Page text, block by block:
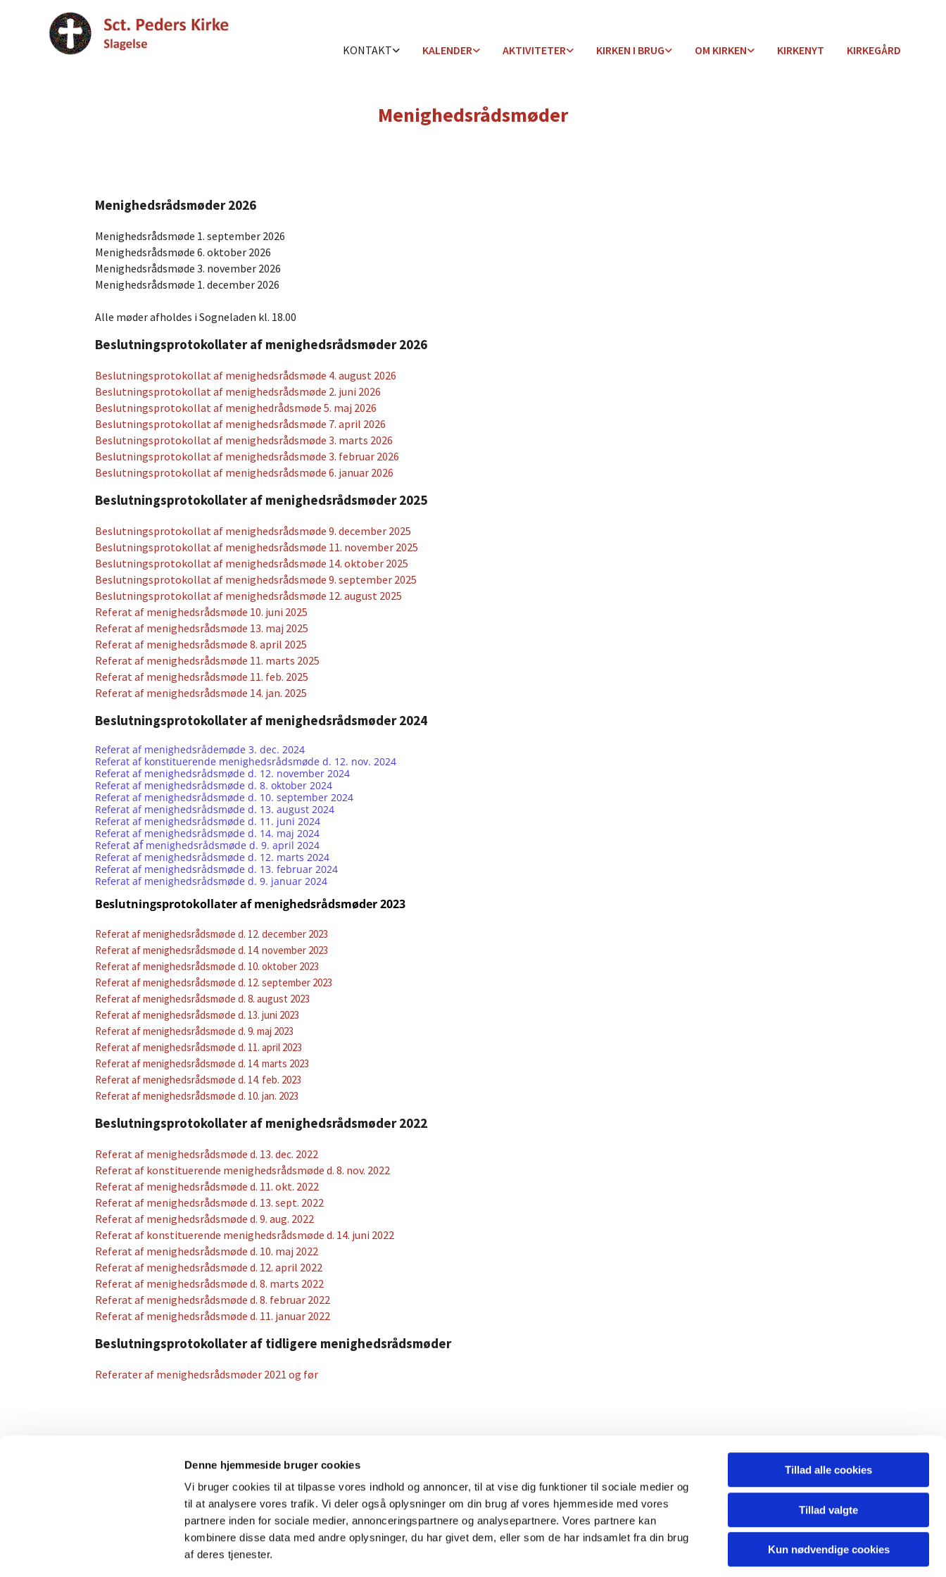
Denne hjemmeside bruger cookies
Vi bruger cookies til at tilpasse vores indhold og annoncer, til at vise dig funktioner til sociale medier og
til at analysere vores trafik. Vi deler også oplysninger om din brug af vores hjemmeside med vores
partnere inden for sociale medier, annonceringspartnere og analysepartnere. Vores partnere kan
kombinere disse data med andre oplysninger, du har givet dem, eller som de har indsamlet fra din brug
af deres tjenester.
Tillad alle cookies
Tillad valgte
Kun nødvendige cookies
KONTAKT KALENDER AKTIVITETER KIRKEN I BRUG OM KIRKEN KIRKENYT KIRKEGÅRD
Menighedsrådsmøder
Menighedsrådsmøder 2026
Menighedsrådsmøde 1. september 2026
Menighedsrådsmøde 6. oktober 2026
Menighedsrådsmøde 3. november 2026
Menighedsrådsmøde 1. december 2026
Alle møder afholdes i Sogneladen kl. 18.00
Beslutningsprotokollater af menighedsrådsmøder 2026
Beslutningsprotokollat af menighedsrådsmøde 4. august 2026
Beslutningsprotokollat af menighedsrådsmøde 2. juni 2026
Beslutningsprotokollat af menighedrådsmøde 5. maj 2026
Beslutningsprotokollat af menighedsrådsmøde 7. april 2026
Beslutningsprotokollat af menighedsrådsmøde 3. marts 2026
Beslutningsprotokollat af menighedsrådsmøde 3. februar 2026
Beslutningsprotokollat af menighedsrådsmøde 6. januar 2026
Beslutningsprotokollater af menighedsrådsmøder 2025
Beslutningsprotokollat af menighedsrådsmøde 9. december 2025
Beslutningsprotokollat af menighedsrådsmøde 11. november 2025
Beslutningsprotokollat af menighedsrådsmøde 14. oktober 2025
Beslutningsprotokollat af menighedsrådsmøde 9. september 2025
Beslutningsprotokollat af menighedsrådsmøde 12. august 2025
Referat af menighedsrådsmøde 10. juni 2025
Referat af menighedsrådsmøde 13. maj 2025
Referat af menighedsrådsmøde 8. april 2025
Referat af menighedsrådsmøde 11. marts 2025
Referat af menighedsrådsmøde 11. feb. 2025
Referat af menighedsrådsmøde 14. jan. 2025
Beslutningsprotokollater af menighedsrådsmøder 2024
Referat af menighedsrådemøde 3. dec. 2024
Referat af konstituerende menighedsrådsmøde d. 12. nov. 2024
Referat af menighedsrådsmøde d. 12. november 2024
Referat af menighedsrådsmøde d. 8. oktober 2024
Referat af menighedsrådsmøde d. 10. september 2024
Referat af menighedsrådsmøde d. 13. august 2024
Referat af menighedsrådsmøde d. 11. juni 2024
Referat af menighedsrådsmøde d. 14. maj 2024
Referat af menighedsrådsmøde d. 9. april 2024
Referat af menighedsrådsmøde d. 12. marts 2024
Referat af menighedsrådsmøde d. 13. februar 2024
Referat af menighedsrådsmøde d. 9. januar 2024
Beslutningsprotokollater af menighedsrådsmøder 2023
Referat af menighedsrådsmøde d. 12. december 2023
Referat af menighedsrådsmøde d. 14. november 2023
Referat af menighedsrådsmøde d. 10. oktober 2023
Referat af menighedsrådsmøde d. 12. september 2023
Referat af menighedsrådsmøde d. 8. august 2023
Referat af menighedsrådsmøde d. 13. juni 2023
Referat af menighedsrådsmøde d. 9. maj 2023
Referat af menighedsrådsmøde d. 11. april 2023
Referat af menighedsrådsmøde d. 14. marts 2023
Referat af menighedsrådsmøde d. 14. feb. 2023
Referat af menighedsrådsmøde d. 10. jan. 2023
Beslutningsprotokollater af menighedsrådsmøder 2022
Referat af menighedsrådsmøde d. 13. dec. 2022
Referat af konstituerende menighedsrådsmøde d. 8. nov. 2022
Referat af menighedsrådsmøde d. 11. okt. 2022
Referat af menighedsrådsmøde d. 13. sept. 2022
Referat af menighedsrådsmøde d. 9. aug. 2022
Referat af konstituerende menighedsrådsmøde d. 14. juni 2022
Referat af menighedsrådsmøde d. 10. maj 2022
Referat af menighedsrådsmøde d. 12. april 2022
Referat af menighedsrådsmøde d. 8. marts 2022
Referat af menighedsrådsmøde d. 8. februar 2022
Referat af menighedsrådsmøde d. 11. januar 2022
Beslutningsprotokollater af tidligere menighedsrådsmøder
Referater af menighedsrådsmøder 2021 og før
Sct. Peders Kirke
Kontakt